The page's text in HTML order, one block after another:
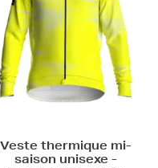
Veste thermique mi-
saison unisexe -